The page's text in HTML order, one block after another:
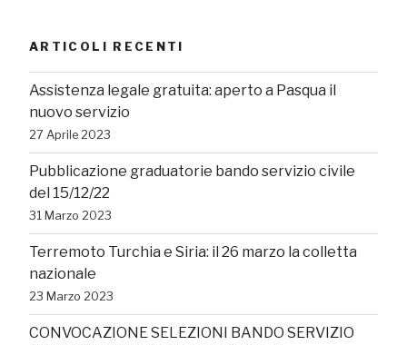
ARTICOLI RECENTI
Assistenza legale gratuita: aperto a Pasqua il
nuovo servizio
27 Aprile 2023
Pubblicazione graduatorie bando servizio civile
del 15/12/22
31 Marzo 2023
Terremoto Turchia e Siria: il 26 marzo la colletta
nazionale
23 Marzo 2023
CONVOCAZIONE SELEZIONI BANDO SERVIZIO